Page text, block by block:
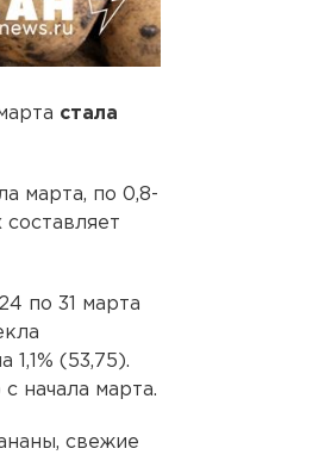
стала
марта, по 0,8-
по 31 марта
1,1% (53,75).
начала марта.
свежие